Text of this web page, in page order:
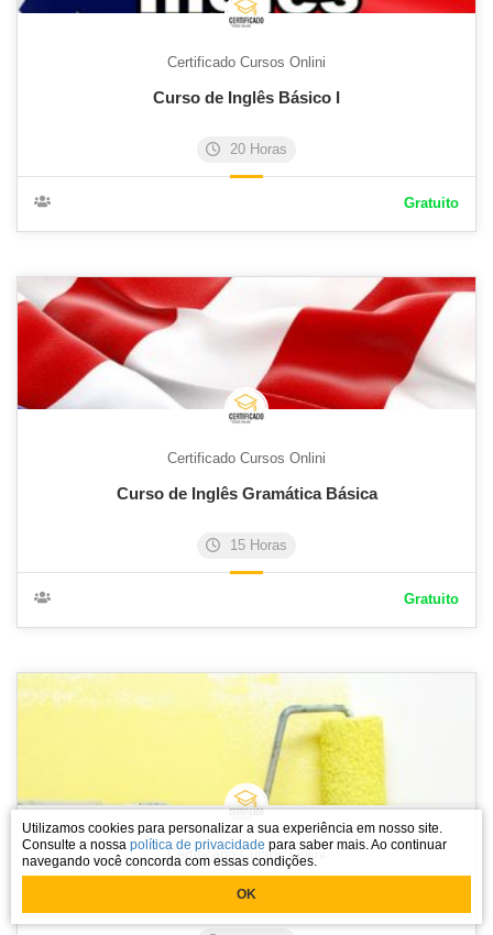
Certificado Cursos Onlini
Curso de Inglês Básico I
20 Horas
Gratuito
Certificado Cursos Onlini
Curso de Inglês Gramática Básica
15 Horas
Gratuito
Certificado Cursos Onlini
Curso De Pintura
Utilizamos cookies para personalizar a sua experiência em nosso site.
Consulte a nossa política de privacidade para saber mais. Ao continuar
navegando você concorda com essas condições.
OK